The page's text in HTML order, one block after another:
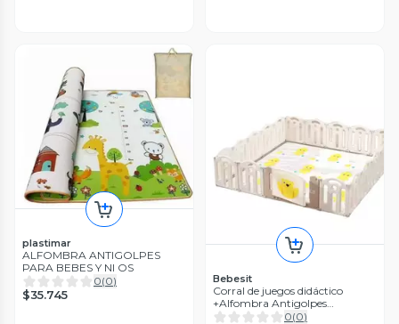
plastimar
ALFOMBRA ANTIGOLPES
PARA BEBES Y NI OS
0(0)
$35.745
Bebesit
Corral de juegos didáctico
+Alfombra Antigolpes
200x240x48cm
0(0)